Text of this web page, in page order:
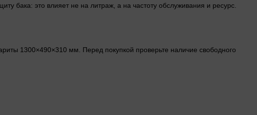
бака: это влияет не на литраж, а на частоту обслуживания и ресурс.
1300×490×310 мм. Перед покупкой проверьте наличие свободного